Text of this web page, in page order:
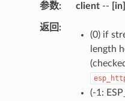
参数 client-- [in]
返回
(0) if
length
(-1: